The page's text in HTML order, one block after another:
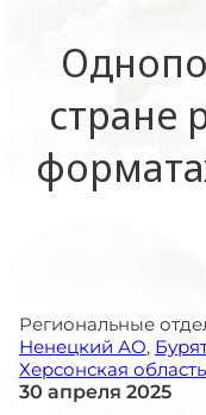
стране
Региональные
Ненецкий АО,
Херсонская область
30 апреля 2025